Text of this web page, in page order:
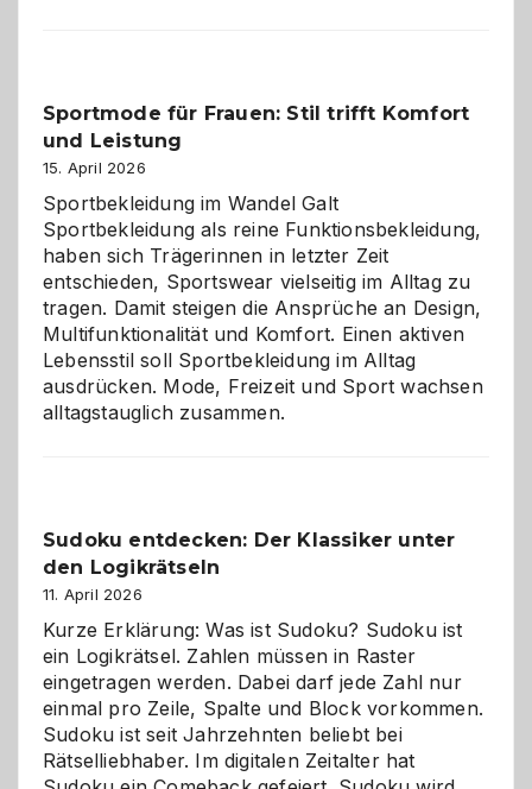
gegen
Chaos
Sportmode für Frauen: Stil trifft Komfort
und Leistung
15. April 2026
Sportbekleidung im Wandel Galt
Sportbekleidung als reine Funktionsbekleidung,
haben sich Trägerinnen in letzter Zeit
entschieden, Sportswear vielseitig im Alltag zu
tragen. Damit steigen die Ansprüche an Design,
Multifunktionalität und Komfort. Einen aktiven
Lebensstil soll Sportbekleidung im Alltag
ausdrücken. Mode, Freizeit und Sport wachsen
alltagstauglich zusammen.
Sudoku entdecken: Der Klassiker unter
den Logikrätseln
11. April 2026
Kurze Erklärung: Was ist Sudoku? Sudoku ist
ein Logikrätsel. Zahlen müssen in Raster
eingetragen werden. Dabei darf jede Zahl nur
einmal pro Zeile, Spalte und Block vorkommen.
Sudoku ist seit Jahrzehnten beliebt bei
Rätselliebhaber. Im digitalen Zeitalter hat